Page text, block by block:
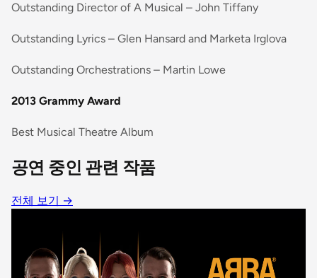
Outstanding Director of A Musical – John Tiffany
Outstanding Lyrics – Glen Hansard and Marketa Irglova
Outstanding Orchestrations – Martin Lowe
2013 Grammy Award
Best Musical Theatre Album
공연 중인 관련 작품
전체 보기 →